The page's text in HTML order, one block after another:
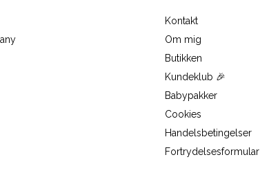
Kontakt
Om mig
Butikken
Kundeklub 🎉
Babypakker
Cookies
Handelsbetingelser
Fortrydelsesformular